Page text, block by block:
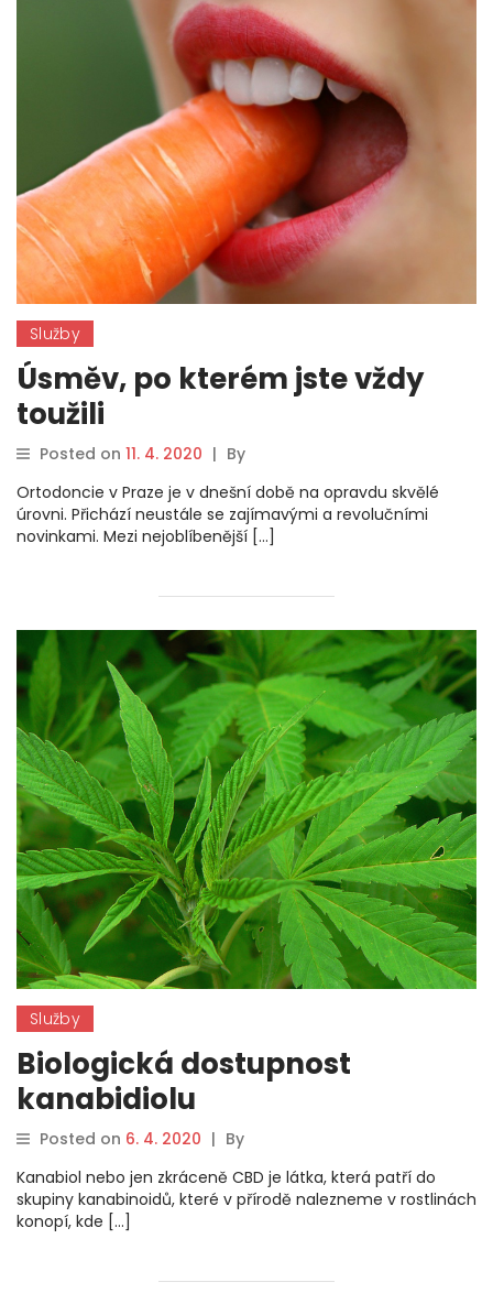
Služby
Úsměv, po kterém jste vždy
toužili
Posted on 11. 4. 2020 | By
Ortodoncie v Praze je v dnešní době na opravdu skvělé
úrovni. Přichází neustále se zajímavými a revolučními
novinkami. Mezi nejoblíbenější […]
Služby
Biologická dostupnost
kanabidiolu
Posted on 6. 4. 2020 | By
Kanabiol nebo jen zkráceně CBD je látka, která patří do
skupiny kanabinoidů, které v přírodě nalezneme v rostlinách
konopí, kde […]